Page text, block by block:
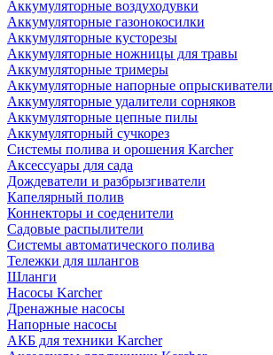
Аккумуляторные воздуходувки
Аккумуляторные газонокосилки
Аккумуляторные кусторезы
Аккумуляторные ножницы для травы
Аккумуляторные тримеры
Аккумуляторные напорные опрыскиватели
Аккумуляторные удалители сорняков
Аккумуляторные цепные пилы
Аккумуляторный сучкорез
Системы полива и орошения Karcher
Аксессуары для сада
Дождеватели и разбрызгиватели
Капелярный полив
Коннекторы и соеденители
Садовые распылители
Системы автоматического полива
Тележки для шлангов
Шланги
Насосы Karcher
Дренажные насосы
Напорные насосы
АКБ для техники Karcher